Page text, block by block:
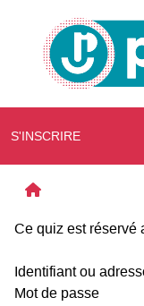
S'INSCRIRE
Ce quiz est réservé
Identifiant ou
Mot de passe